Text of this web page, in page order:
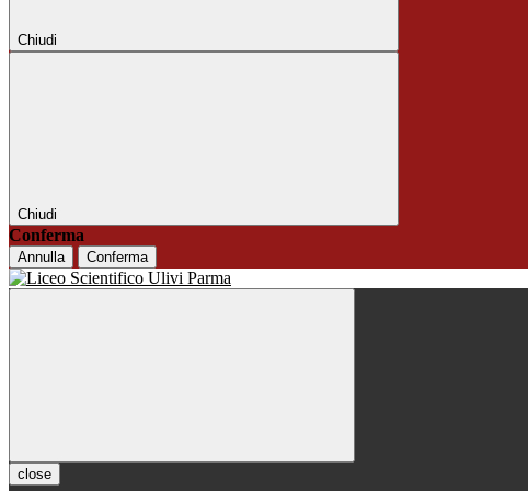
Chiudi
Chiudi
Conferma
Annulla Conferma
close